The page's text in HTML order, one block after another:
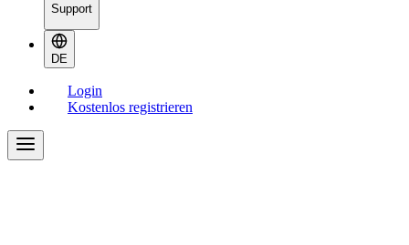
Support
DE
Login
Kostenlos registrieren